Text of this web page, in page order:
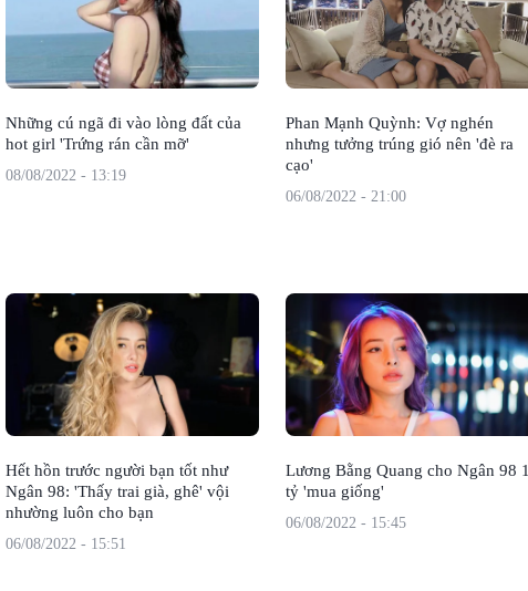
Những cú ngã đi vào lòng đất của
hot girl 'Trứng rán cần mỡ'
08/08/2022 - 13:19
Phan Mạnh Quỳnh: Vợ nghén
nhưng tưởng trúng gió nên 'đè ra
cạo'
06/08/2022 - 21:00
Hết hồn trước người bạn tốt như
Ngân 98: 'Thấy trai già, ghê' vội
nhường luôn cho bạn
06/08/2022 - 15:51
Lương Bằng Quang cho Ngân 98 1
tỷ 'mua giống'
06/08/2022 - 15:45